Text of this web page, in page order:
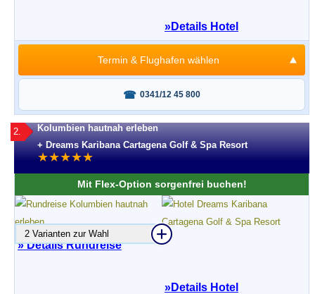
»Details Hotel
0341/12 45 800
Termin & Flughafen wählen
2.
Kolumbien hautnah erleben
+ Dreams Karibana Cartagena Golf & Spa Resort
★★★★★
Mit Flex-Option sorgenfrei buchen!
» Details Rundreise
2 Varianten zur Wahl
»Details Hotel